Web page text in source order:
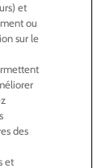
et
ou
sur le
des
et